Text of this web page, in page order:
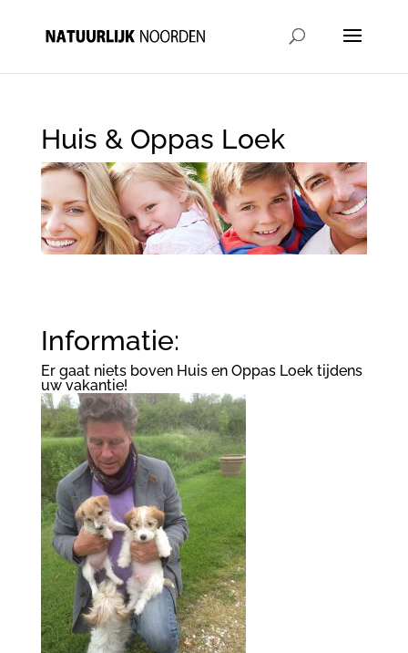
Huis & Oppas Loek
Informatie:
Er gaat niets boven Huis en Oppas Loek tijdens
uw vakantie!